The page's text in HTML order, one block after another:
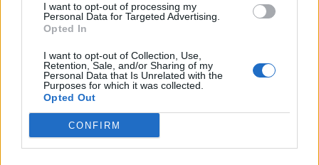
I want to opt-out of processing my
Personal Data for Targeted Advertising.
Opted In
I want to opt-out of Collection, Use,
Retention, Sale, and/or Sharing of my
Personal Data that Is Unrelated with the
Purposes for which it was collected.
Opted Out
CONFIRM
Jalkapallon MM-kisat 2026 Pudotuspelit –